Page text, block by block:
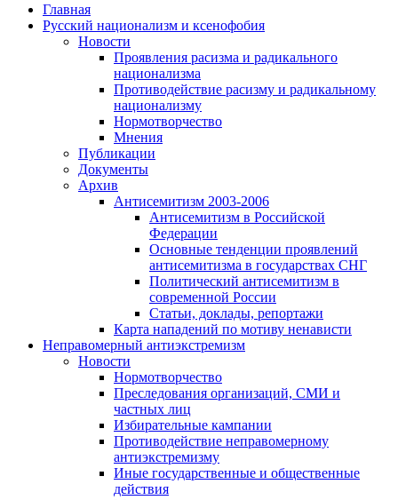
Главная
Русский национализм и ксенофобия
Новости
Проявления расизма и радикального
национализма
Противодействие расизму и радикальному
национализму
Нормотворчество
Мнения
Публикации
Документы
Архив
Антисемитизм 2003-2006
Антисемитизм в Российской
Федерации
Основные тенденции проявлений
антисемитизма в государствах СНГ
Политический антисемитизм в
современной России
Статьи, доклады, репортажи
Карта нападений по мотиву ненависти
Неправомерный антиэкстремизм
Новости
Нормотворчество
Преследования организаций, СМИ и
частных лиц
Избирательные кампании
Противодействие неправомерному
антиэкстремизму
Иные государственные и общественные
действия